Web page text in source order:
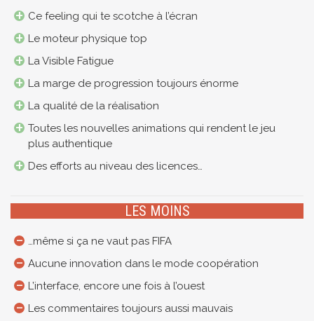
Ce feeling qui te scotche à l’écran
Le moteur physique top
La Visible Fatigue
La marge de progression toujours énorme
La qualité de la réalisation
Toutes les nouvelles animations qui rendent le jeu
plus authentique
Des efforts au niveau des licences…
LES MOINS
…même si ça ne vaut pas FIFA
Aucune innovation dans le mode coopération
L’interface, encore une fois à l’ouest
Les commentaires toujours aussi mauvais